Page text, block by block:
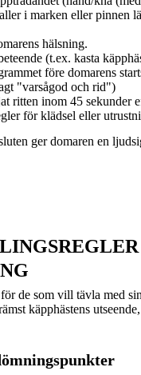
i marken eller pinnen
hälsning.
(t.ex. kasta
före domarens
"varsågod och rid")
ritten inom 45 sekunder
för klädsel eller
ger domaren en
de som vill tävla med
käpphästens